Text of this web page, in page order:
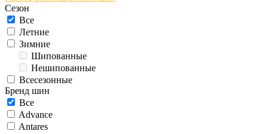
Сезон
Все
Летние
Зимние
Шипованные
Нешипованные
Всесезонные
Бренд шин
Все
Advance
Antares